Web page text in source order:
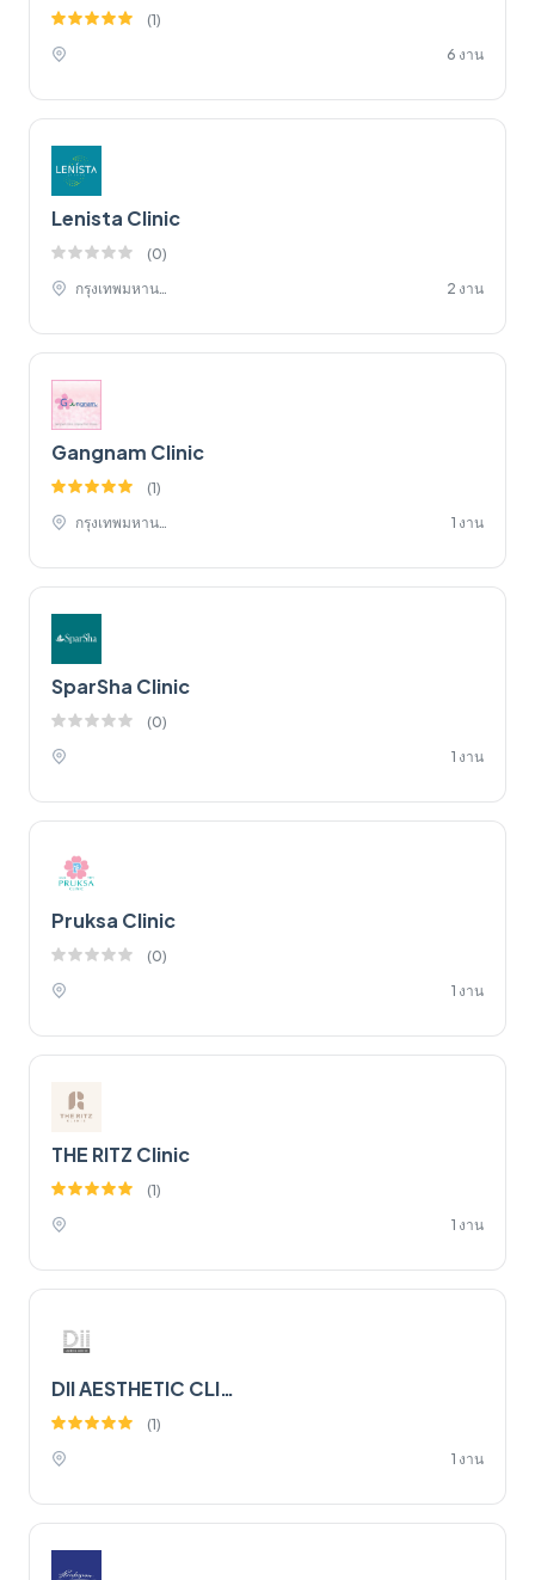
(1)
6 งาน
Lenista Clinic
(0)
2 งาน
Gangnam Clinic
(1)
1 งาน
SparSha Clinic
(0)
1 งาน
Pruksa Clinic
(0)
1 งาน
THE RITZ Clinic
(1)
1 งาน
DII AESTHETIC CLINIC
(1)
1 งาน